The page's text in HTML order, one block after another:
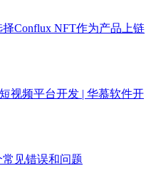
Conflux NFT作为产品上链
视频平台开发 | 华慕软件开
见错误和问题